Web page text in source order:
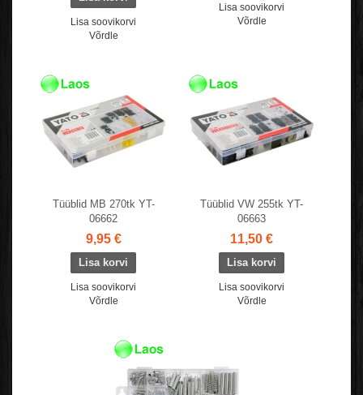
Lisa soovikorvi
Võrdle
Lisa soovikorvi
Võrdle
Tüüblid MB 270tk YT-
06662
9,95 €
Lisa soovikorvi
Võrdle
Tüüblid VW 255tk YT-
06663
11,50 €
Lisa soovikorvi
Võrdle